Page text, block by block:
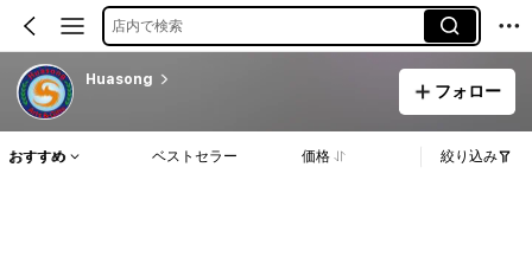
店内で検索
Huasong
フォロー
おすすめ ベストセラー 価格 絞り込み